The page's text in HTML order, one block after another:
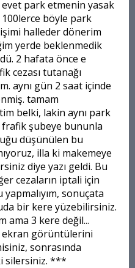
evet park etmenin yasak
böyle park
halleder dönerim
yerde beklenmedik
2 hafata önce e
cezası tutanağı
aynı gün 2 saat içinde
tamam
belki, lakin aynı park
frafik şubeye bununla
düşünülen bu
illa ki makemeye
diye yazı geldi. Bu
cezaların iptali için
sonuçata
bir kere yüzebilirsiniz.
ama 3 kere değil...
ekran görüntülerini
sonrasında
silersiniz. ***